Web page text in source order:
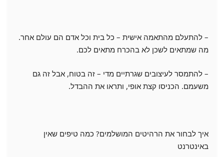
– להתעלם מהתאמה אישית – כל בית וכל אדם הם עולם אחר.
מה שמתאים לשכן לא בהכרח מתאים לכם.
– להתמסר לעיצובים שגרתיים מדי – זה בטוח, אבל זה גם
משעמם. הכניסו קצת אופי, ותראו את ההבדל.
איך לבחור את הרהיטים המושלמים? כמה טיפים שאין
באינטרנט